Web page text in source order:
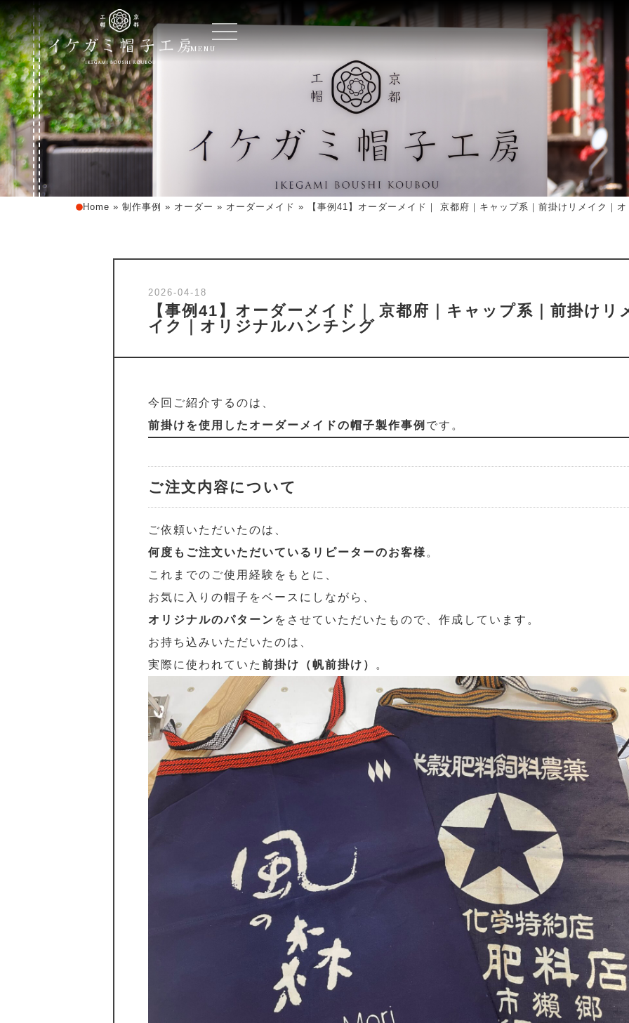
MENU
Home » 制作事例 » オーダー » オーダーメイド » 【事例41】オーダーメイド｜ 京都府｜キャップ系｜前掛けリメイク｜
2026-04-18
【事例41】オーダーメイド｜ 京都府｜キャップ系｜前掛けリ
イク｜オリジナルハンチング
今回ご紹介するのは、
前掛けを使用したオーダーメイドの帽子製作事例 です。
ご注文内容について
ご依頼いただいたのは、
何度もご注文いただいているリピーターのお客様 。
これまでのご使用経験をもとに、
お気に入りの帽子をベースにしながら、
オリジナルのパターン をさせていただいたもので、作成しています。
お持ち込みいただいたのは、
実際に使われていた前掛け（帆前掛け） 。